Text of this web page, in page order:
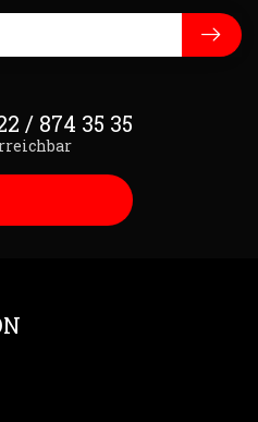
/ 874 35 35